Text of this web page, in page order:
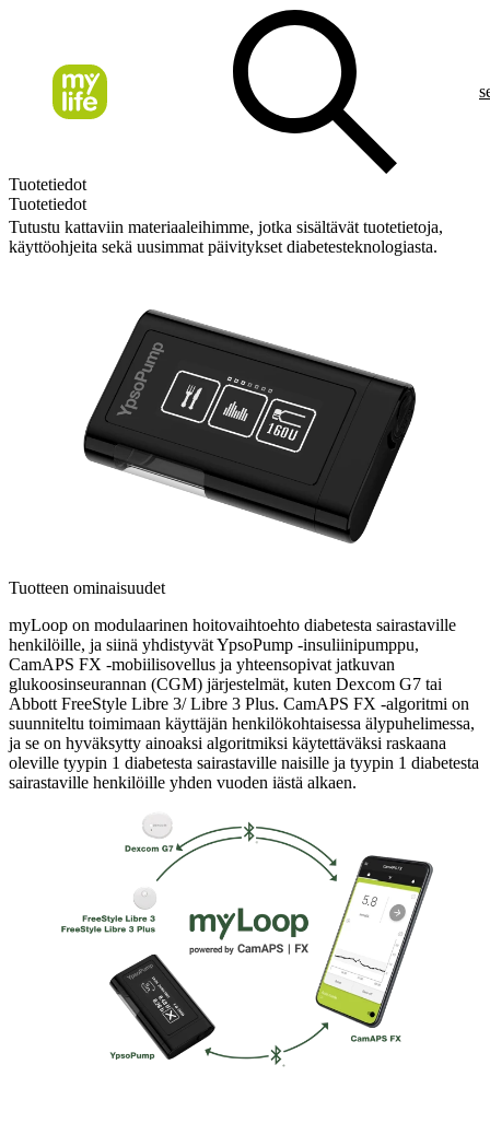
Tuotetiedot
Tuotetiedot
Tutustu kattaviin materiaaleihimme, jotka sisältävät tuotetietoja,
käyttöohjeita sekä uusimmat päivitykset diabetesteknologiasta.
Tuotteen ominaisuudet
myLoop on modulaarinen hoitovaihtoehto diabetesta sairastaville
henkilöille, ja siinä yhdistyvät YpsoPump -insuliinipumppu,
CamAPS FX -mobiilisovellus ja yhteensopivat jatkuvan
glukoosinseurannan (CGM) järjestelmät, kuten Dexcom G7 tai
Abbott FreeStyle Libre 3/ Libre 3 Plus. CamAPS FX -algoritmi on
suunniteltu toimimaan käyttäjän henkilökohtaisessa älypuhelimessa,
ja se on hyväksytty ainoaksi algoritmiksi käytettäväksi raskaana
oleville tyypin 1 diabetesta sairastaville naisille ja tyypin 1 diabetesta
sairastaville henkilöille yhden vuoden iästä alkaen.